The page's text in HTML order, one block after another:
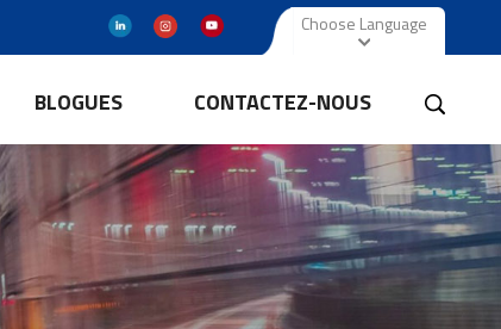
Choose Language
BLOGUES CONTACTEZ-NOUS